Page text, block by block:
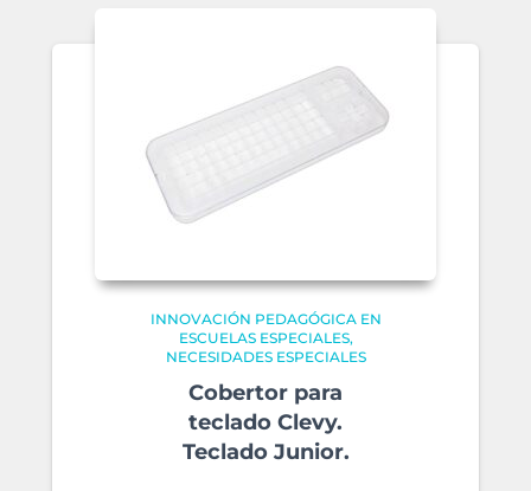
INNOVACIÓN PEDAGÓGICA EN
ESCUELAS ESPECIALES
NECESIDADES ESPECIALES
Cobertor para
teclado Clevy.
Teclado Junior.